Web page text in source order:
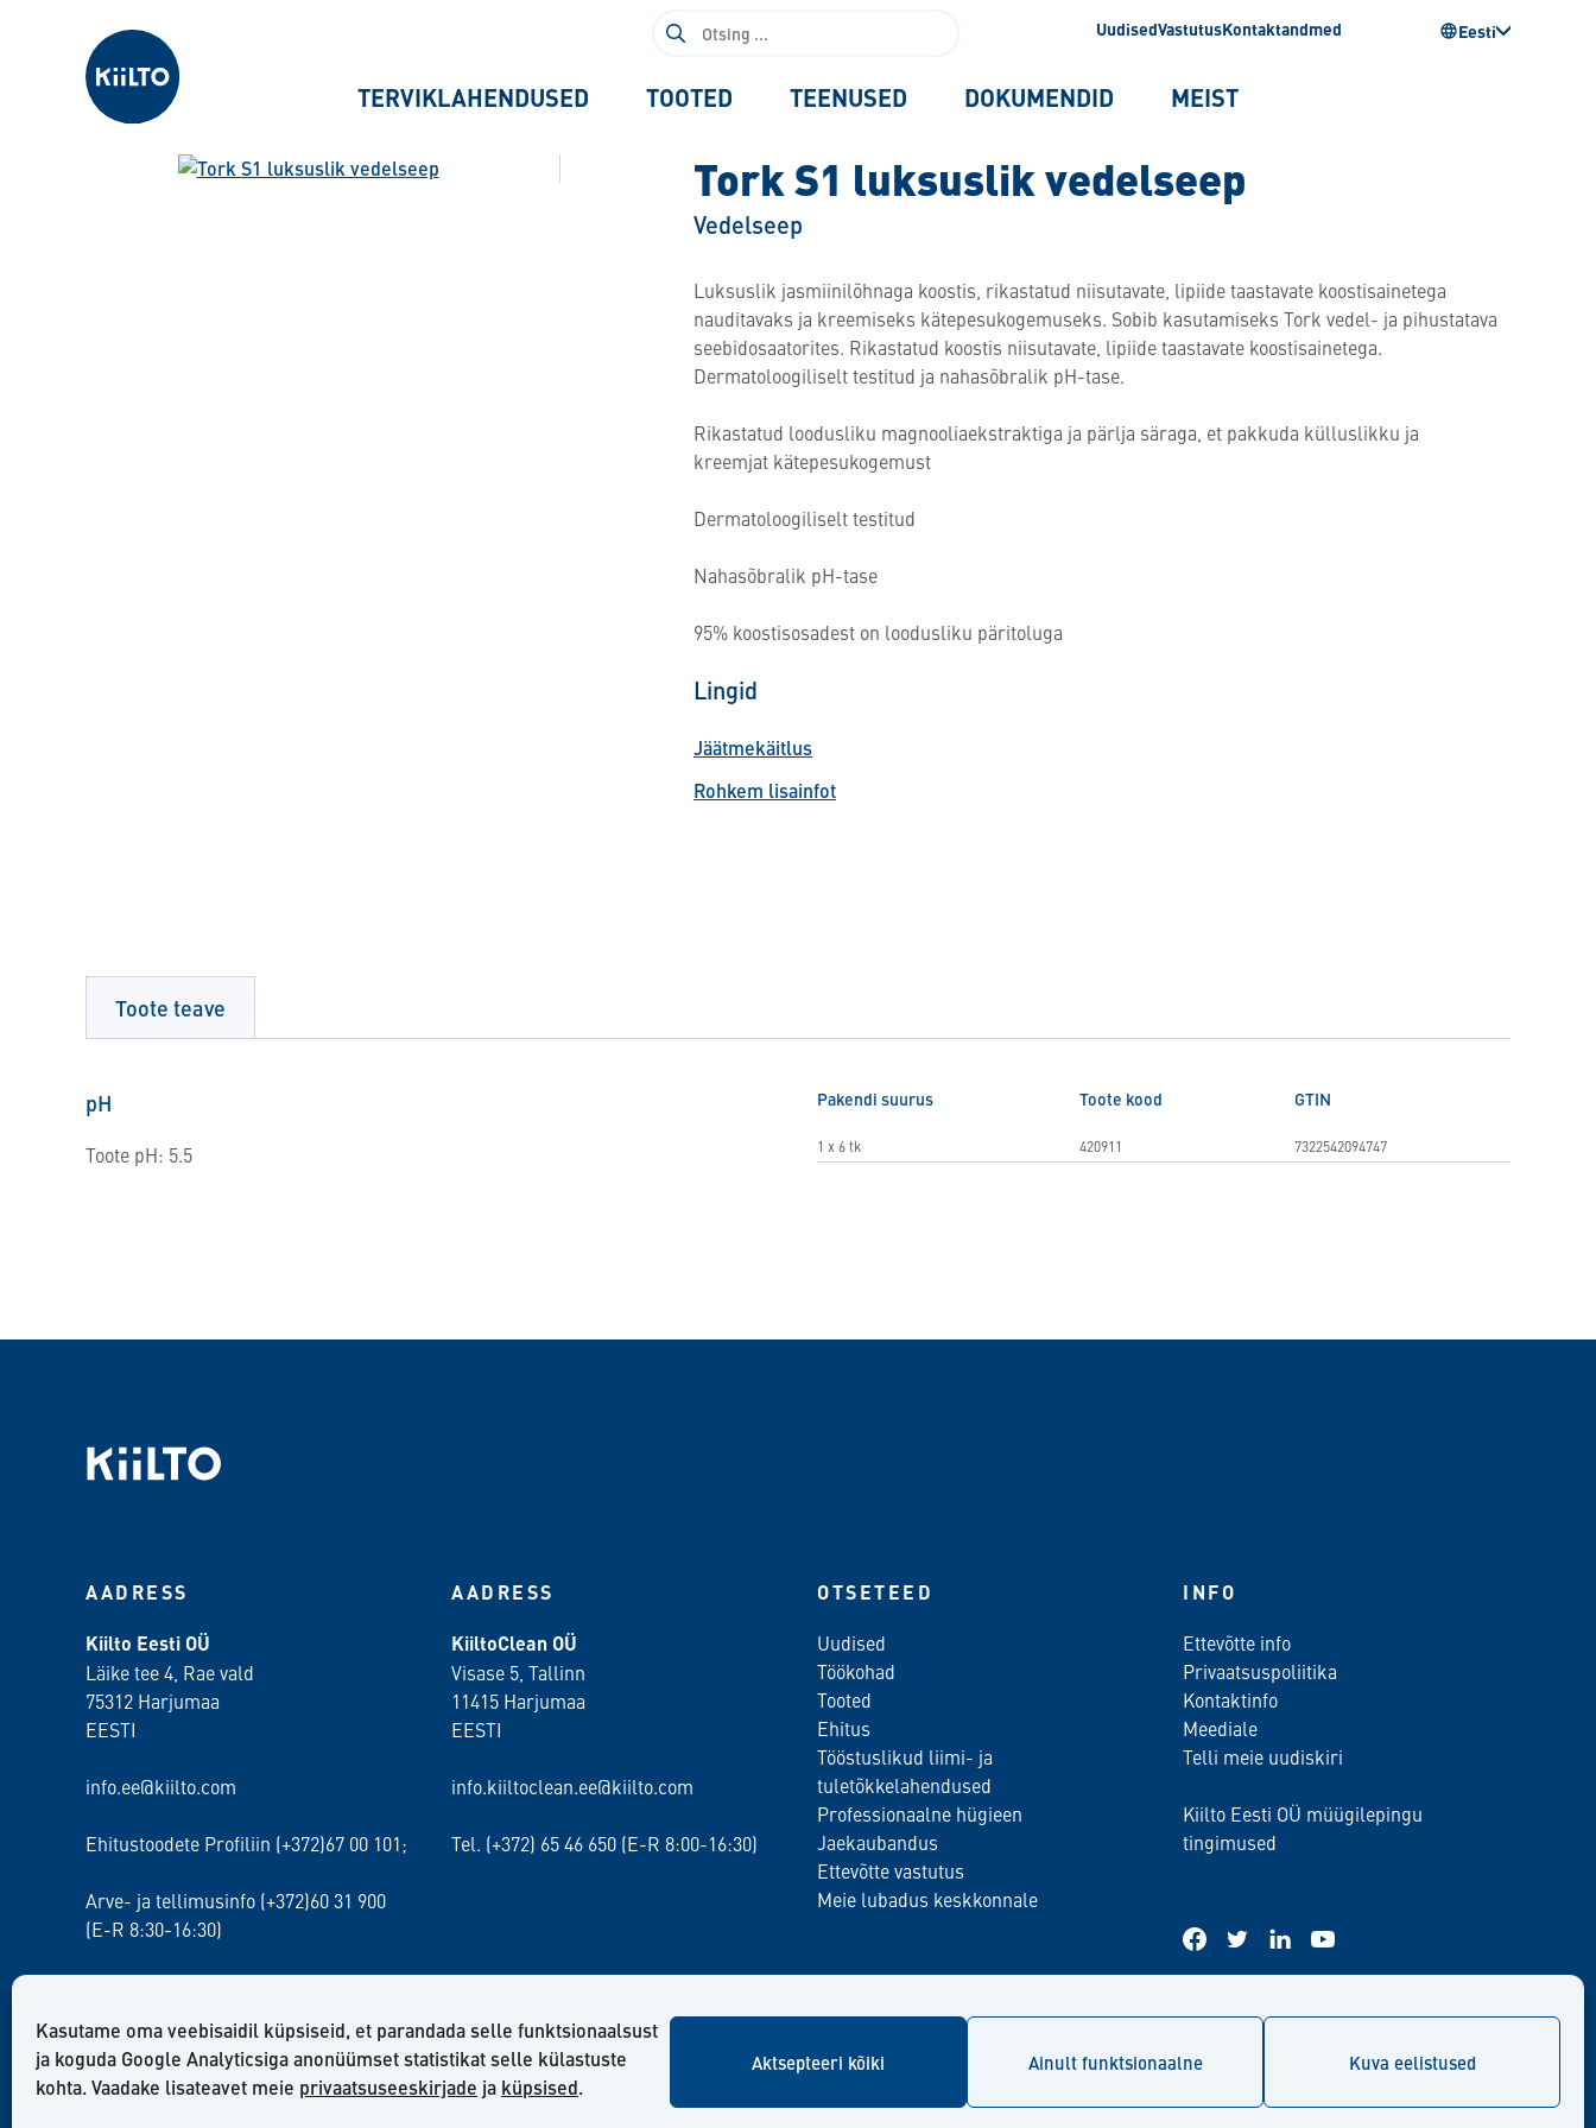
Kasutame oma veebisaidil küpsiseid, et parandada selle funktsionaalsust
ja koguda Google Analyticsiga anonüümset statistikat selle külastuste
kohta. Vaadake lisateavet meie privaatsuseeskirjade ja küpsised.
Aktsepteeri kõiki Ainult funktsionaalne Kuva eelistused
Kiilto Estonia Otsi: UudisedVastutusKontaktandmed Eesti
TERVIKLAHENDUSED TOOTED TEENUSED DOKUMENDID MEIST
Tork S1 luksuslik vedelseep
Vedelseep
Luksuslik jasmiinilõhnaga koostis, rikastatud niisutavate, lipiide taastavate koostisainetega
nauditavaks ja kreemiseks kätepesukogemuseks. Sobib kasutamiseks Tork vedel- ja pihustatava
seebidosaatorites. Rikastatud koostis niisutavate, lipiide taastavate koostisainetega.
Dermatoloogiliselt testitud ja nahasõbralik pH-tase.
Rikastatud loodusliku magnooliaekstraktiga ja pärlja säraga, et pakkuda külluslikku ja
kreemjat kätepesukogemust
Dermatoloogiliselt testitud
Nahasõbralik pH-tase
95% koostisosadest on loodusliku päritoluga
Lingid
Jäätmekäitlus
Rohkem lisainfot
Toote teave
pH
Toote pH: 5.5
Pakendi suurus Toote kood GTIN
1 x 6 tk 420911 7322542094747
AADRESS
Kiilto Eesti OÜ
Läike tee 4, Rae vald
75312 Harjumaa
EESTI
info.ee@kiilto.com
Ehitustoodete Profiliin (+372)67 00 101;
Arve- ja tellimusinfo (+372)60 31 900
(E-R 8:30-16:30)
AADRESS
KiiltoClean OÜ
Visase 5, Tallinn
11415 Harjumaa
EESTI
info.kiiltoclean.ee@kiilto.com
Tel. (+372) 65 46 650 (E-R 8:00-16:30)
OTSETEED
Uudised
Töökohad
Tooted
Ehitus
Tööstuslikud liimi- ja
tuletõkkelahendused
Professionaalne hügieen
Jaekaubandus
Ettevõtte vastutus
Meie lubadus keskkonnale
INFO
Ettevõtte info
Privaatsuspoliitika
Kontaktinfo
Meediale
Telli meie uudiskiri
Kiilto Eesti OÜ müügilepingu
tingimused
facebook
twitter linkedinyoutube